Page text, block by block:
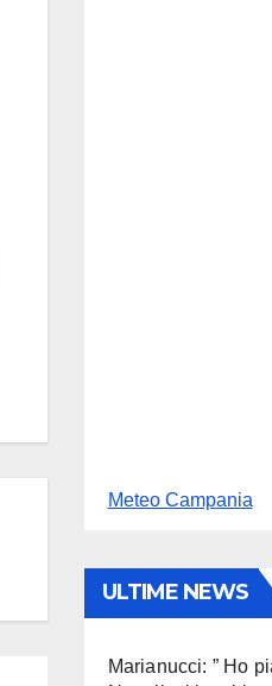
Meteo Campania
ULTIME NEWS
Marianucci: ” Ho